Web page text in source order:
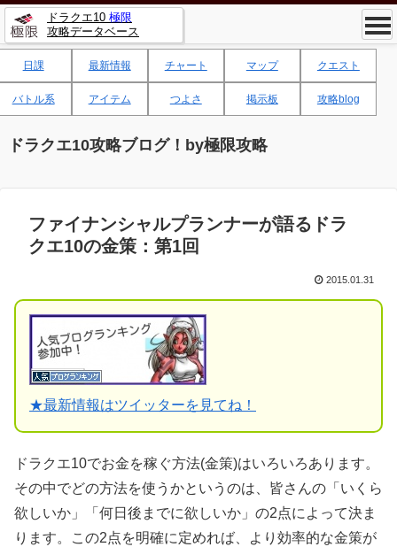
ドラクエ10 極限
攻略データベース
日課 最新情報 チャート マップ クエスト
バトル系 アイテム つよさ 掲示板 攻略blog
ドラクエ10攻略ブログ！by極限攻略
ファイナンシャルプランナーが語るドラ
クエ10の金策：第1回
2015.01.31
★最新情報はツイッターを見てね！
ドラクエ10でお金を稼ぐ方法(金策)はいろいろあります。
その中でどの方法を使うかというのは、皆さんの「いくら
欲しいか」「何日後までに欲しいか」の2点によって決ま
ります。この2点を明確に定めれば、より効率的な金策が